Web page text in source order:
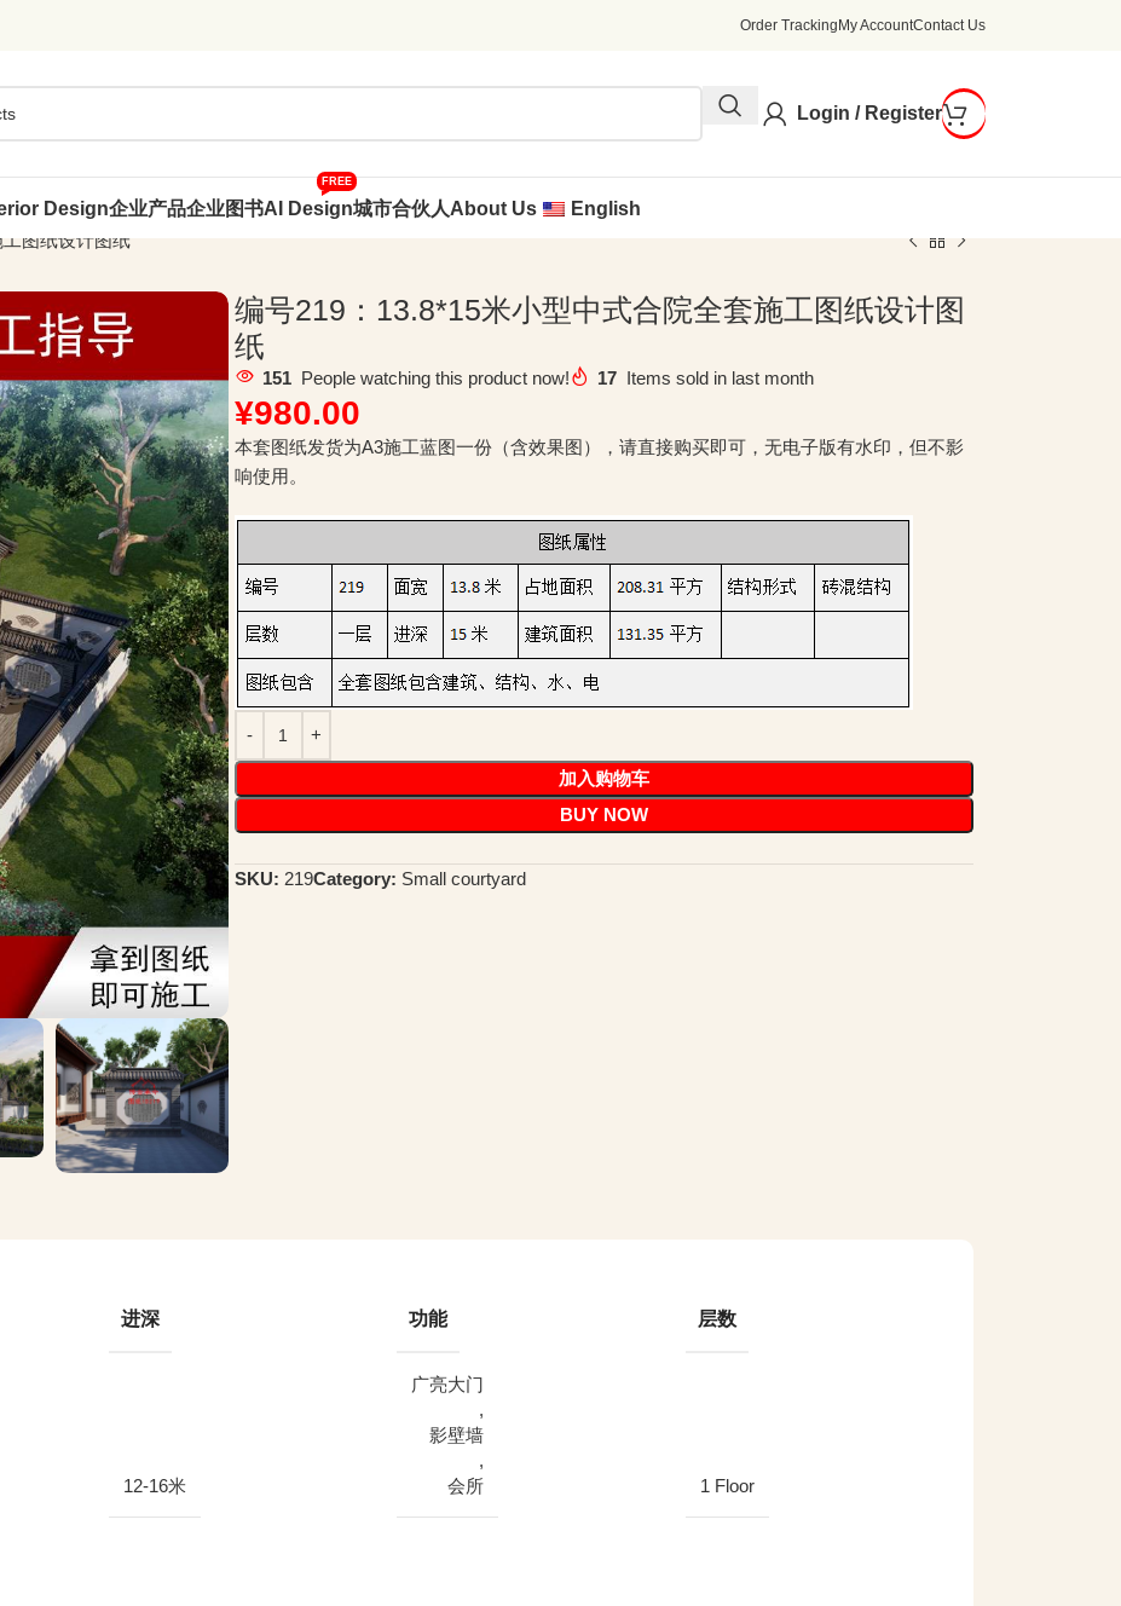
Order Tracking My AccountContact Us
Login / Register
Design企业产品企业图书AI Design
FREE
城市合伙人About Us
English
图纸设计图纸
编号219：13.8*15米小型中式合院全套施工图纸设计图
纸
151 People watching this product now! 17 Items sold in last month
¥980.00
本套图纸发货为A3施工蓝图一份（含效果图），请直接购买即可，无电子版有水印，但不影
响使用。
加入购物车
BUY NOW
SKU: 219Category: Small courtyard
进深
12-16米
功能
广亮大门
,
影壁墙
,
会所
层数
1 Floor